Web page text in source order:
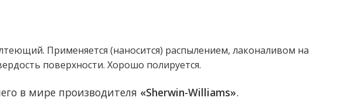
Применяется (наносится) распылением, лаконаливом на
поверхности. Хорошо полируется.
в мире производителя «Sherwin-Williams».